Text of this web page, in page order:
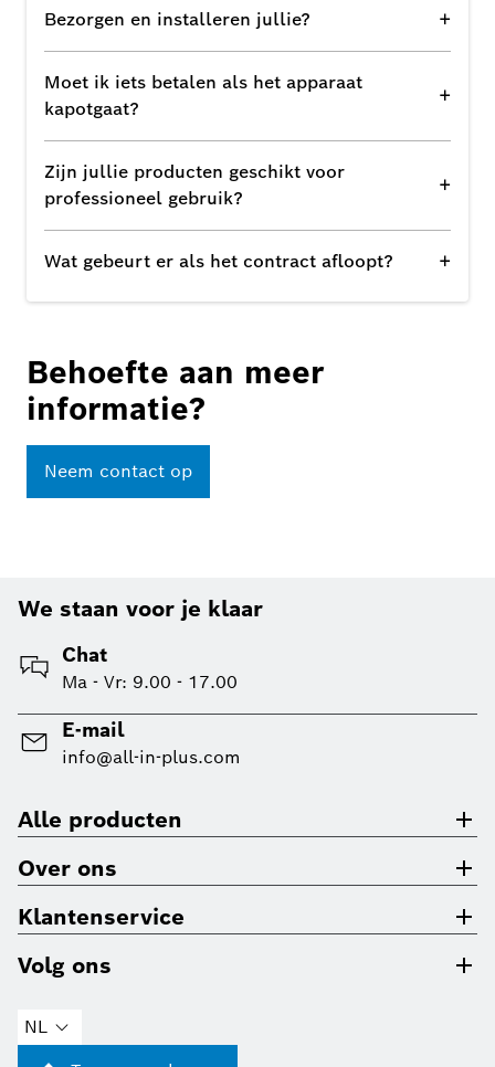
Bezorgen en installeren jullie? +
Moet ik iets betalen als het apparaat
kapotgaat?
+
Zijn jullie producten geschikt voor
professioneel gebruik?
+
Wat gebeurt er als het contract afloopt? +
Behoefte aan meer
informatie?
Neem contact op
We staan voor je klaar
Chat
Ma - Vr: 9.00 - 17.00
E-mail
info@all-in-plus.com
Alle producten
Over ons
Klantenservice
Volg ons
NL